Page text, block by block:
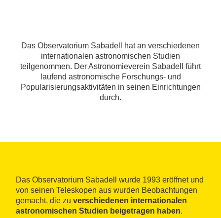
Das Observatorium Sabadell hat an verschiedenen
internationalen astronomischen Studien
teilgenommen. Der Astronomieverein Sabadell führt
laufend astronomische Forschungs- und
Popularisierungsaktivitäten in seinen Einrichtungen
durch.
Das Observatorium Sabadell wurde 1993 eröffnet und
von seinen Teleskopen aus wurden Beobachtungen
gemacht, die zu verschiedenen internationalen
astronomischen Studien beigetragen haben.